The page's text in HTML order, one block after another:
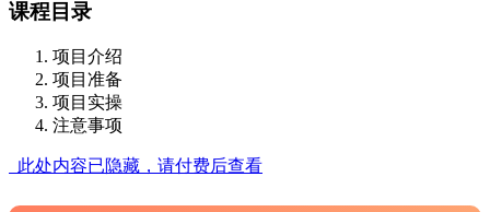
课程目录
项目介绍
项目准备
项目实操
注意事项
此处内容已隐藏，请付费后查看